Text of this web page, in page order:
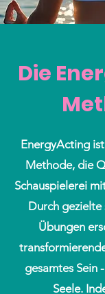
Die
EnergyActing
Methode, die
Schauspielerei
Durch gezielte
Übungen
gesamtes Sein
Seele.